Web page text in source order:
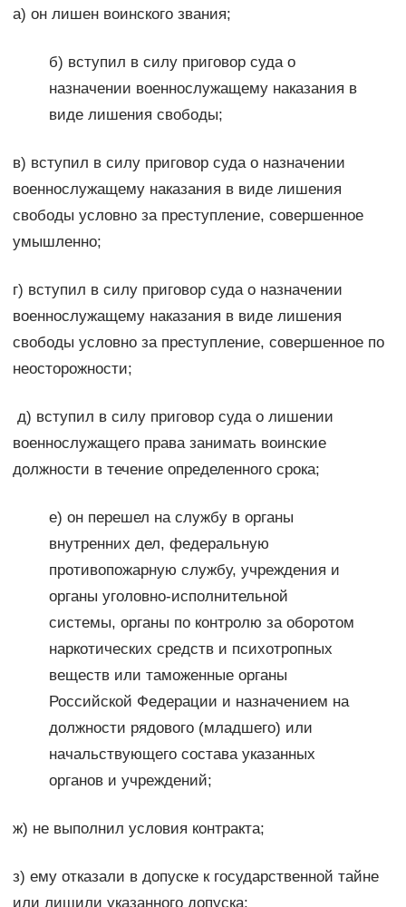
а) он лишен воинского звания;
б) вступил в силу приговор суда о
назначении военнослужащему наказания в
виде лишения свободы;
в) вступил в силу приговор суда о назначении
военнослужащему наказания в виде лишения
свободы условно за преступление, совершенное
умышленно;
г) вступил в силу приговор суда о назначении
военнослужащему наказания в виде лишения
свободы условно за преступление, совершенное по
неосторожности;
д) вступил в силу приговор суда о лишении
военнослужащего права занимать воинские
должности в течение определенного срока;
е) он перешел на службу в органы
внутренних дел, федеральную
противопожарную службу, учреждения и
органы уголовно-исполнительной
системы, органы по контролю за оборотом
наркотических средств и психотропных
веществ или таможенные органы
Российской Федерации и назначением на
должности рядового (младшего) или
начальствующего состава указанных
органов и учреждений;
ж) не выполнил условия контракта;
з) ему отказали в допуске к государственной тайне
или лишили указанного допуска;